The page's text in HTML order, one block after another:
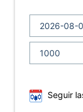
Seguir